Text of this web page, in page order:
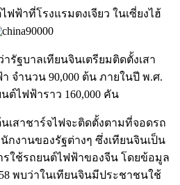
ฟฟ้าที่โรงแรมตงเจียว ในเซี่ยงไฮ้
รัฐบาลเทียนจินเตรียมติดตั้งเสา
จำนวน 90,000 ต้น ภายในปี พ.ศ.
ต์ไฟฟ้าราว 160,000 คัน
เสาชาร์จไฟจะติดตั้งตามที่จอดรถ
งานของรัฐต่างๆ ซึ่งเทียนจินเป็น
รใช้รถยนต์ไฟฟ้าของจีน โดยข้อมูล
พบว่าในเทียนจินมีประชาชนใช้